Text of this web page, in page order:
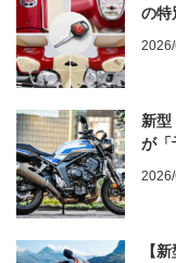
の特
新型
が「
【